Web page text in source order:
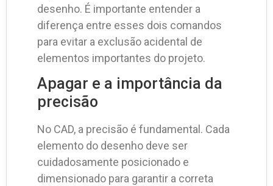
desenho. É importante entender a
diferença entre esses dois comandos
para evitar a exclusão acidental de
elementos importantes do projeto.
Apagar e a importância da
precisão
No CAD, a precisão é fundamental. Cada
elemento do desenho deve ser
cuidadosamente posicionado e
dimensionado para garantir a correta